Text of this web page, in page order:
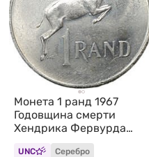
Монета 1 ранд 1967
Годовщина смерти
Хендрика Фервурда
SUID ЮАР
UNC Серебро